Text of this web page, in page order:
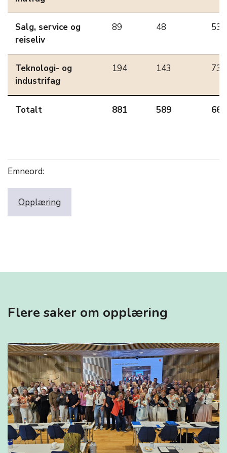
Salg, service og
reiseliv
89 48
Teknologi- og
industrifag
194 143
Totalt 881 589
Emneord:
Opplæring
Flere saker om opplæring